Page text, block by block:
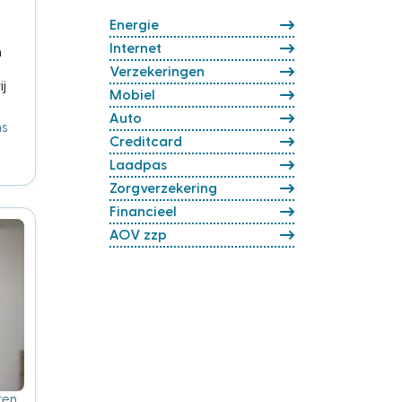
Energie
Internet
Verzekeringen
Mobiel
Auto
Creditcard
Laadpas
Zorgverzekering
Financieel
AOV zzp